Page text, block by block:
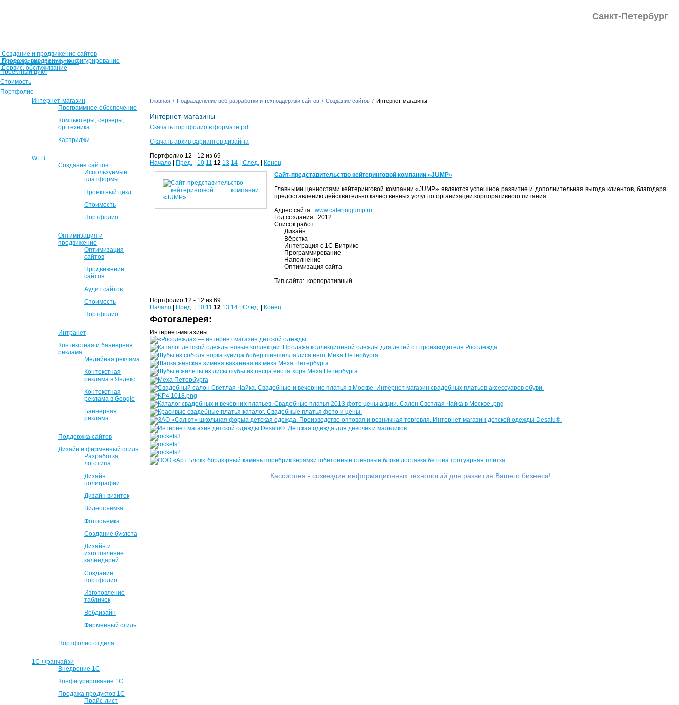
Санкт-Петербург
Создание и продвижение сайтов
Продажа, внедрение, конфигурирование
Сервис, обслуживание
Используемые платформы
Проектный цикл
Стоимость
Портфолио
Интернет-магазин
Программное обеспечение
Компьютеры, серверы,
оргтехника
Картриджи
WEB
Создание сайтов
Используемые
платформы
Проектный цикл
Стоимость
Портфолио
Оптимизация и
продвижение
Оптимизация
сайтов
Продвижение
сайтов
Аудит сайтов
Стоимость
Портфолио
Интранет
Контекстная и баннерная
реклама
Медийная реклама
Контекстная
реклама в Яндекс
Контекстная
реклама в Google
Баннерная
реклама
Поддержка сайтов
Дизайн и фирменный стиль
Разработка
логотипа
Дизайн
полиграфии
Дизайн визиток
Видеосъёмка
Фотосъёмка
Создание буклета
Дизайн и
изготовление
календарей
Создание
портфолио
Изготовление
табличек
Вебдизайн
Фирменный стиль
Портфолио отдела
1С-Франчайзи
Внедрение 1С
Конфигурирование 1С
Продажа продуктов 1С
Прайс-лист
Главная / Подразделение веб-разработки и техподдержки сайтов / Создание сайтов / Интернет-магазины
Интернет-магазины
Скачать портфолио в формате pdf
Скачать архив вариантов дизайна
Портфолио 12 - 12 из 69
Начало
Пред. 10 11 12 13 14 След.
Конец
Сайт-представительство кейтеринговой компании «JUMP»
Главными ценностями кейтеринговой компании «JUMP» являются успешное развитие и дополнительная выгода клиентов, благодаря
предоставлению действительно качественных услуг по организации корпоративного питания.
Адрес сайта: www.cateringjump.ru
Год создания: 2012
Список работ:
Дизайн
Вёрстка
Интеграция с 1С-Битрикс
Программирование
Наполнение
Оптимизация сайта
Тип сайта: корпоративный
Портфолио 12 - 12 из 69
Начало
Пред. 10 11 12 13 14 След. Конец
Фотогалерея:
Интернет-магазины
Кассиопея - созвездие информационных технологий для развития Вашего бизнеса!